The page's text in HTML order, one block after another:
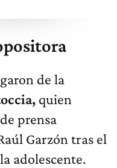
de la
quien
prensa
Garzón tras el
adolescente.